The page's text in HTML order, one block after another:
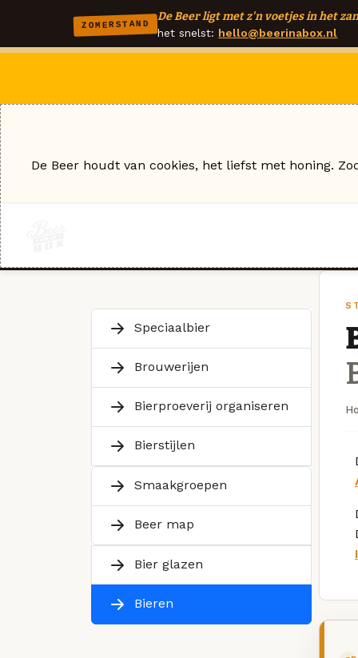
ZOMERSTAND
De Beer ligt met z'n voetjes in het
het snelst: hello@beerinabox.nl
Speciaalbier
Brouwerijen
Bierproeverij organiseren
Bierstijlen
Smaakgroepen
Beer map
Bier glazen
Bieren
De Beer houdt van cookies, het liefst met honing.